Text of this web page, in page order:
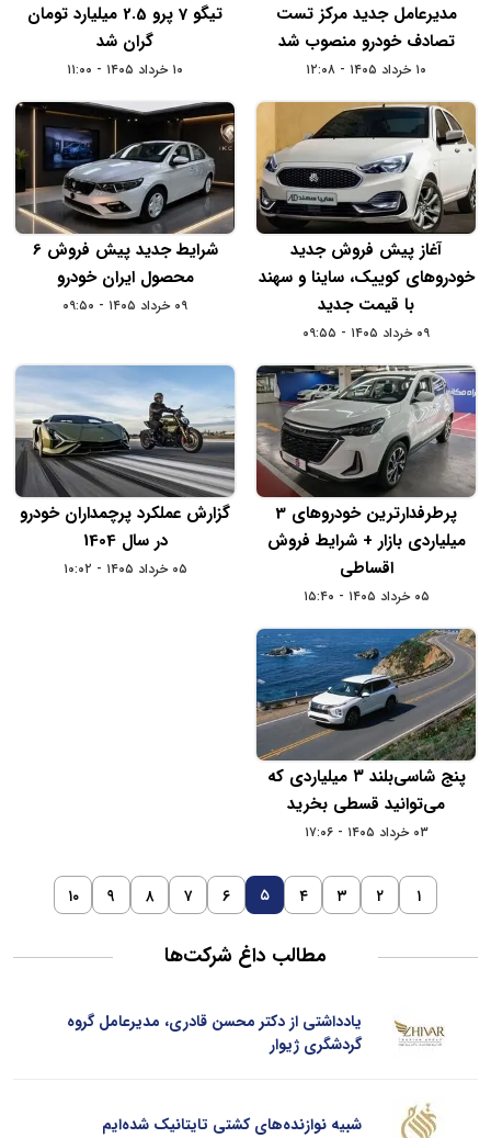
مدیرعامل جدید مرکز تست
تصادف خودرو منصوب شد
۱۰ خرداد ۱۴۰۵ - ۱۲:۰۸
تیگو 7 پرو 2.5 میلیارد تومان
گران شد
۱۰ خرداد ۱۴۰۵ - ۱۱:۰۰
آغاز پیش فروش جدید
خودروهای کوییک، ساینا و سهند
با قیمت جدید
۰۹ خرداد ۱۴۰۵ - ۰۹:۵۵
شرایط جدید پیش فروش 6
محصول ایران خودرو
۰۹ خرداد ۱۴۰۵ - ۰۹:۵۰
پرطرفدارترین خودروهای 3
میلیاردی بازار + شرایط فروش
اقساطی
۰۵ خرداد ۱۴۰۵ - ۱۵:۴۰
گزارش عملکرد پرچمداران خودرو
در سال 1404
۰۵ خرداد ۱۴۰۵ - ۱۰:۰۲
پنج شاسی‌بلند ۳ میلیاردی که
می‌توانید قسطی بخرید
۰۳ خرداد ۱۴۰۵ - ۱۷:۰۶
۱ ۲ ۳ ۴ ۵ ۶ ۷ ۸ ۹ ۱۰
مطالب داغ شرکت‌ها
یادداشتی از دکتر محسن قادری، مدیرعامل گروه
گردشگری ژیوار
شبیه نوازنده‌های کشتی تایتانیک شده‌ایم